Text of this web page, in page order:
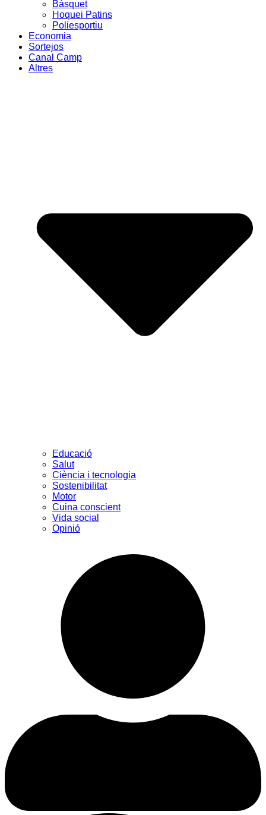
Bàsquet
Hoquei Patins
Poliesportiu
Economia
Sortejos
Canal Camp
Altres
Educació
Salut
Ciència i tecnologia
Sostenibilitat
Motor
Cuina conscient
Vida social
Opinió